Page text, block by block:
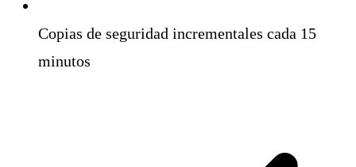
Copias de seguridad incrementales cada 15
minutos